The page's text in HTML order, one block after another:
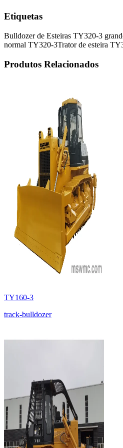
Etiquetas
Bulldozer de Esteiras TY320-3
normal TY320-3Trator de esteira
Produtos Relacionados
TY160-3
track-bulldozer